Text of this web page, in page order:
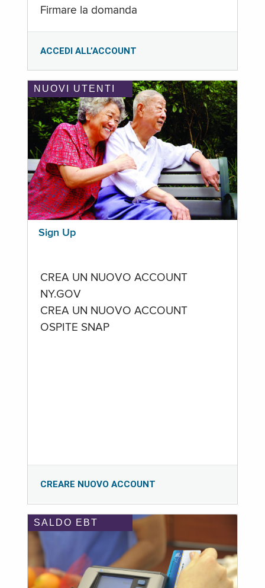
Firmare la domanda
ACCEDI ALL’ACCOUNT
NUOVI UTENTI
Sign Up
CREA UN NUOVO ACCOUNT
NY.GOV
CREA UN NUOVO ACCOUNT
OSPITE SNAP
CREARE NUOVO ACCOUNT
SALDO EBT